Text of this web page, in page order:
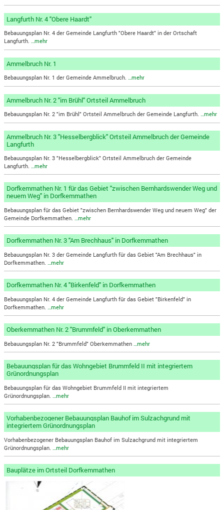
Langfurth Nr. 4 "Obere Haardt"
Bebauungsplan Nr. 4 der Gemeinde Langfurth "Obere Haardt" in der Ortschaft
Langfurth.…mehr
Ammelbruch Nr. 1
Bebauungsplan Nr. 1 der Gemeinde Ammelbruch.…mehr
Ammelbruch Nr. 2 "im Brühl" Ortsteil Ammelbruch
Bebauungsplan Nr. 2 "im Brühl" Ortsteil Ammelbruch der Gemeinde Langfurth.…mehr
Ammelbruch Nr. 3 "Hesselbergblick" Ortsteil Ammelbruch der Gemeinde
Langfurth
Bebauungsplan Nr. 3 "Hesselbergblick" Ortsteil Ammelbruch der Gemeinde
Langfurth.…mehr
Dorfkemmathen Nr. 1 für das Gebiet "zwischen Bernhardswender Weg und
neuem Weg" in Dorfkemmathen
Bebauungsplan für das Gebiet "zwischen Bernhardswender Weg und neuem Weg" der
Gemeinde Dorfkemmathen.…mehr
Dorfkemmathen Nr. 3 "Am Brechhaus" in Dorfkemmathen
Bebauungsplan Nr. 3 der Gemeinde Langfurth für das Gebiet "Am Brechhaus" in
Dorfkemmathen.
…mehr
Dorfkemmathen Nr. 4 "Birkenfeld" in Dorfkemmathen
Bebauungsplan Nr. 4 der Gemeinde Langfurth für das Gebiet "Birkenfeld" in
Dorfkemmathen.
…mehr
Oberkemmathen Nr. 2 "Brummfeld" in Oberkemmathen
Bebauungsplan Nr. 2 "Brummfeld" Oberkemmathen …mehr
Bebauungsplan für das Wohngebiet Brummfeld II mit integriertem
Grünordnungsplan
Bebauungsplan für das Wohngebiet Brummfeld II mit integriertem
Grünordnungsplan.
…mehr
Vorhabenbezogener Bebauungsplan Bauhof im Sulzachgrund mit
integriertem Grünordnungsplan
Vorhabenbezogener Bebauungsplan Bauhof im Sulzachgrund mit integriertem
Grünordnungsplan.
…mehr
Bauplätze im Ortsteil Dorfkemmathen